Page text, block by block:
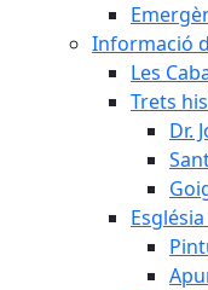
Informació
Les
Trets
Dr.